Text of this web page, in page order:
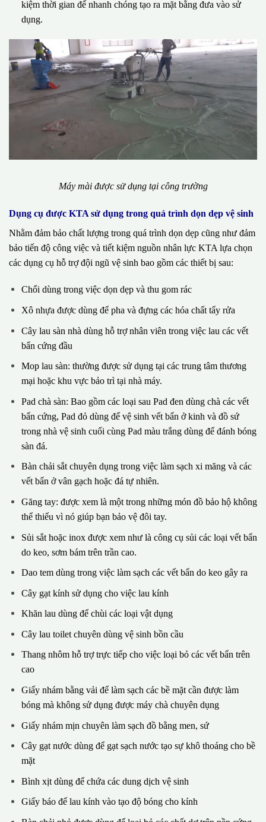
kiệm thời gian để nhanh chóng tạo ra mặt bằng đưa vào sử
dụng.
Máy mài được sử dụng tại công trường
Dụng cụ được KTA sử dụng trong quá trình dọn dẹp vệ sinh
Nhằm đảm bảo chất lượng trong quá trình dọn dẹp cũng như đảm
bảo tiến độ công việc và tiết kiệm nguồn nhân lực KTA lựa chọn
các dụng cụ hỗ trợ đội ngũ vệ sinh bao gồm các thiết bị sau:
Chổi dùng trong việc dọn dẹp và thu gom rác
Xô nhựa được dùng để pha và đựng các hóa chất tẩy rửa
Cây lau sàn nhà dùng hỗ trợ nhân viên trong việc lau các vết
bẩn cứng đầu
Mop lau sàn: thường được sử dụng tại các trung tâm thương
mại hoặc khu vực bảo trì tại nhà máy.
Pad chà sàn: Bao gồm các loại sau Pad đen dùng chà các vết
bẩn cứng, Pad đỏ dùng để vệ sinh vết bẩn ở kinh và đồ sứ
trong nhà vệ sinh cuối cùng Pad màu trắng dùng để đánh bóng
sàn đá.
Bàn chải sắt chuyên dụng trong việc làm sạch xi măng và các
vết bẩn ở vân gạch hoặc đá tự nhiên.
Găng tay: được xem là một trong những món đồ bảo hộ không
thể thiếu vì nó giúp bạn bảo vệ đôi tay.
Sủi sắt hoặc inox được xem như là công cụ sủi các loại vết bẩn
do keo, sơm bám trên trần cao.
Dao tem dùng trong việc làm sạch các vết bẩn do keo gây ra
Cây gạt kính sử dụng cho việc lau kính
Khăn lau dùng để chùi các loại vật dụng
Cây lau toilet chuyên dùng vệ sinh bồn cầu
Thang nhôm hỗ trợ trực tiếp cho việc loại bỏ các vết bẩn trên
cao
Giấy nhám bằng vải để làm sạch các bề mặt cần được làm
bóng mà không sử dụng được máy chà chuyên dụng
Giấy nhám mịn chuyên làm sạch đồ bằng men, sứ
Cây gạt nước dùng để gạt sạch nước tạo sự khô thoáng cho bề
mặt
Bình xịt dùng để chứa các dung dịch vệ sinh
Giấy báo để lau kính vào tạo độ bóng cho kính